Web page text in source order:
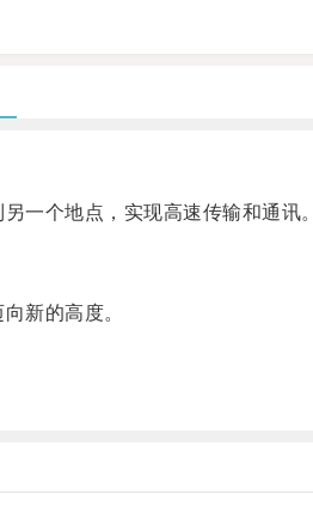
个地点，实现高速传输和通讯。
新的高度。